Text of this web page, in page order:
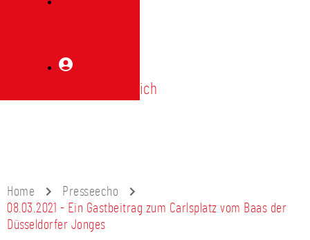
Mitgliederbereich
Home
Presseecho
08.03.2021 - Ein Gastbeitrag zum Carlsplatz vom Baas der
Düsseldorfer Jonges